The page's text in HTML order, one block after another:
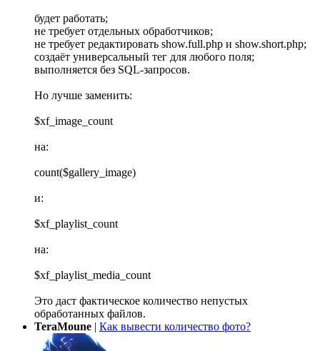
будет работать;
не требует отдельных обработчиков;
не требует редактировать show.full.php и show.short.php;
создаёт универсальный тег для любого поля;
выполняется без SQL-запросов.
Но лучше заменить:
$xf_image_count
на:
count($gallery_image)
и:
$xf_playlist_count
на:
$xf_playlist_media_count
Это даст фактическое количество непустых
обработанных файлов.
TeraMoune | Как вывести количество фото?